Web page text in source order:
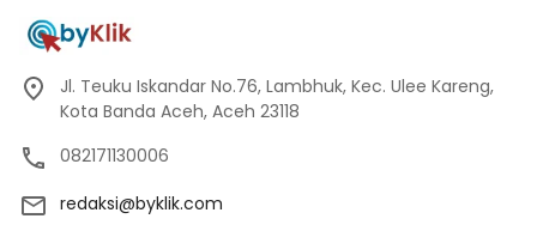
Jl. Teuku Iskandar No.76, Lambhuk, Kec. Ulee Kareng,
Kota Banda Aceh, Aceh 23118
082171130006
redaksi@byklik.com